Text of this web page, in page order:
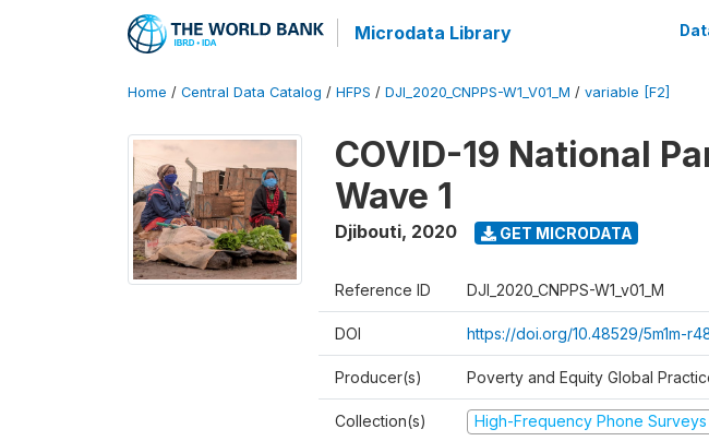
Microdata Library
Home / Central Data Catalog / HFPS / DJI_2020_CNPPS-W1_V01_M / variable [F2]
COVID-19 National
Wave 1
Djibouti, 2020 GET MICRODATA
Reference ID DJI_2020_CNPPS-W1_v01_M
DOI https://doi.org/10.48529/5m1m-
Producer(s) Poverty and Equity Global
Collection(s) High-Frequency Phone Surveys